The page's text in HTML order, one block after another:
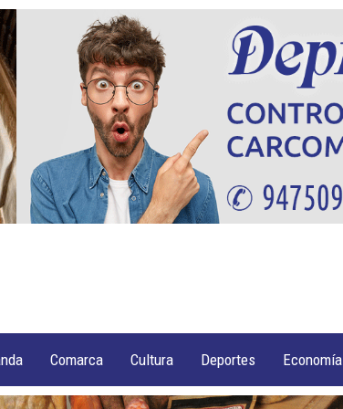
Comarca Cultura Deportes Economía